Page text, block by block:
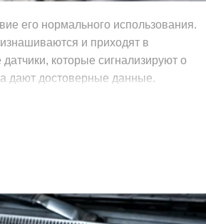
его нормального использования.
и приходят в
которые сигнализируют о
дают достоверные данные.